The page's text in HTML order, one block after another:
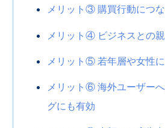
メリット③ 購買行動につ
メリット④ ビジネスとの
メリット⑤ 若年層や女性
メリット⑥ 海外ユーザー
グにも有効